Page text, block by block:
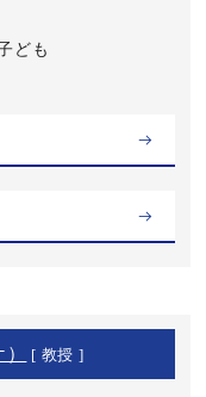
ども
[ 教授 ]